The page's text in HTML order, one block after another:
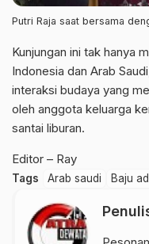
Putri Raja saat bersama
Kunjungan ini tak hanya
Indonesia dan Arab
interaksi budaya yang
oleh anggota keluarga
santai liburan.
Editor – Ray
Tags Arab saudi Baju